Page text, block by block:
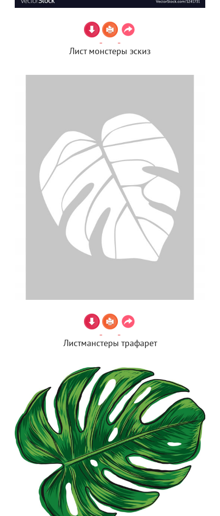
Лист монстеры эскиз
Листманстеры трафарет